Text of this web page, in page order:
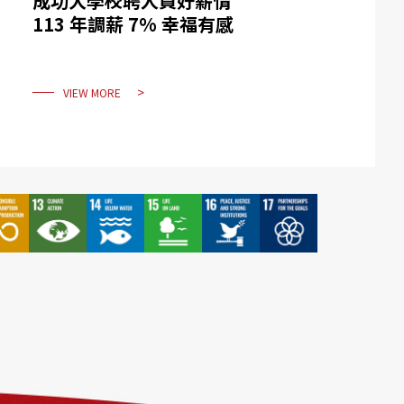
113 年調薪 7% 幸福有感
VIEW MORE